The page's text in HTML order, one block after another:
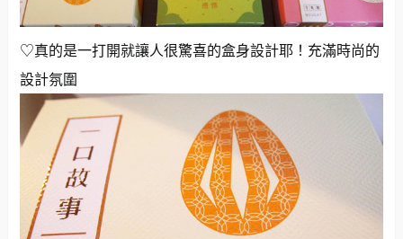
♡真的是一打開就讓人很驚喜的盒身設計耶！充滿時尚的
設計氛圍